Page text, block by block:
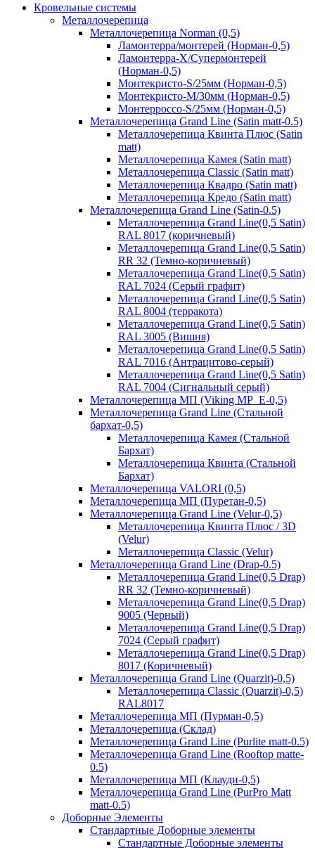
Кровельные системы
Металлочерепица
Металлочерепица Norman (0,5)
Ламонтерра/монтерей (Норман-0,5)
Ламонтерра-Х/Супермонтерей
(Норман-0,5)
Монтекристо-S/25мм (Норман-0,5)
Монтекристо-M/30мм (Норман-0,5)
Монтерроссо-S/25мм (Норман-0,5)
Металлочерепица Grand Line (Satin matt-0.5)
Металлочерепица Квинта Плюс (Satin
matt)
Металлочерепица Камея (Satin matt)
Металлочерепица Classic (Satin matt)
Металлочерепица Квадро (Satin matt)
Металлочерепица Кредо (Satin matt)
Металлочерепица Grand Line (Satin-0.5)
Металлочерепица Grand Line(0,5 Satin)
RAL 8017 (коричневый)
Металлочерепица Grand Line(0,5 Satin)
RR 32 (Темно-коричневый)
Металлочерепица Grand Line(0,5 Satin)
RAL 7024 (Серый графит)
Металлочерепица Grand Line(0,5 Satin)
RAL 8004 (терракота)
Металлочерепица Grand Line(0,5 Satin)
RAL 3005 (Вишня)
Металлочерепица Grand Line(0,5 Satin)
RAL 7016 (Антрацитово-серый)
Металлочерепица Grand Line(0,5 Satin)
RAL 7004 (Сигнальный серый)
Металлочерепица МП (Viking MP_E-0,5)
Металлочерепица Grand Line (Стальной
бархат-0,5)
Металлочерепица Камея (Стальной
Бархат)
Металлочерепица Квинта (Стальной
Бархат)
Металлочерепица VALORI (0,5)
Металлочерепица МП (Пуретан-0,5)
Металлочерепица Grand Line (Velur-0,5)
Металлочерепица Квинта Плюс / 3D
(Velur)
Металлочерепица Classic (Velur)
Металлочерепица Grand Line (Drap-0.5)
Металлочерепица Grand Line(0,5 Drap)
RR 32 (Темно-коричневый)
Металлочерепица Grand Line(0,5 Drap)
9005 (Черный)
Металлочерепица Grand Line(0,5 Drap)
7024 (Серый графит)
Металлочерепица Grand Line(0,5 Drap)
8017 (Коричневый)
Металлочерепица Grand Line (Quarzit)-0,5)
Металлочерепица Classic (Quarzit)-0,5)
RAL8017
Металлочерепица МП (Пурман-0,5)
Металлочерепица (Склад)
Металлочерепица Grand Line (Purlite matt-0.5)
Металлочерепица Grand Line (Rooftop matte-
0.5)
Металлочерепица МП (Клауди-0,5)
Металлочерепица Grand Line (PurPro Matt
matt-0.5)
Доборные Элементы
Стандартные Доборные элементы
Стандартные Доборные элементы